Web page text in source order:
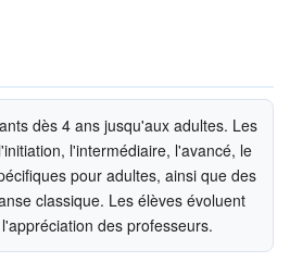
dès 4 ans jusqu'aux adultes. Les
l'intermédiaire, l'avancé, le
pour adultes, ainsi que des
classique. Les élèves évoluent
des professeurs.